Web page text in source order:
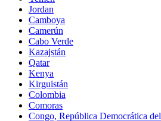
Jordan
Camboya
Camerún
Cabo Verde
Kazajstán
Qatar
Kenya
Kirguistán
Colombia
Comoras
Congo, República Democrática del